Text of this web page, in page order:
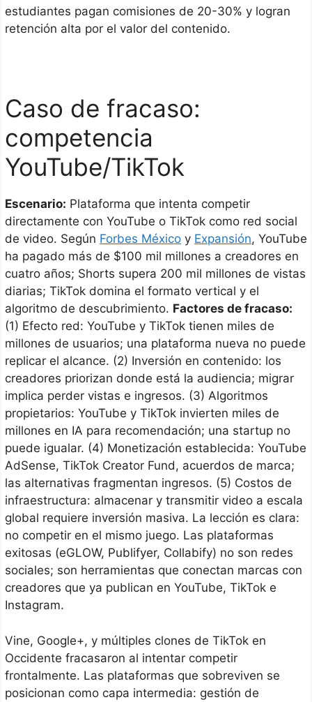
estudiantes pagan comisiones de 20-30% y logran
retención alta por el valor del contenido.
Caso de fracaso:
competencia
YouTube/TikTok
Escenario: Plataforma que intenta competir
directamente con YouTube o TikTok como red social
de video. Según Forbes México y Expansión, YouTube
ha pagado más de $100 mil millones a creadores en
cuatro años; Shorts supera 200 mil millones de vistas
diarias; TikTok domina el formato vertical y el
algoritmo de descubrimiento. Factores de fracaso:
(1) Efecto red: YouTube y TikTok tienen miles de
millones de usuarios; una plataforma nueva no puede
replicar el alcance. (2) Inversión en contenido: los
creadores priorizan donde está la audiencia; migrar
implica perder vistas e ingresos. (3) Algoritmos
propietarios: YouTube y TikTok invierten miles de
millones en IA para recomendación; una startup no
puede igualar. (4) Monetización establecida: YouTube
AdSense, TikTok Creator Fund, acuerdos de marca;
las alternativas fragmentan ingresos. (5) Costos de
infraestructura: almacenar y transmitir video a escala
global requiere inversión masiva. La lección es clara:
no competir en el mismo juego. Las plataformas
exitosas (eGLOW, Publifyer, Collabify) no son redes
sociales; son herramientas que conectan marcas con
creadores que ya publican en YouTube, TikTok e
Instagram.
Vine, Google+, y múltiples clones de TikTok en
Occidente fracasaron al intentar competir
frontalmente. Las plataformas que sobreviven se
posicionan como capa intermedia: gestión de